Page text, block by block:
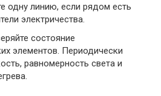
одну линию, если рядом есть
электричества.
состояние
элементов. Периодически
равномерность света и